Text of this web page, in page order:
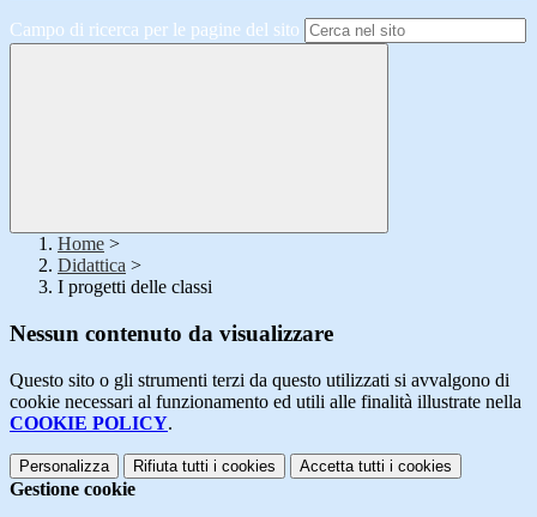
Campo di ricerca per le pagine del sito
Home >
Didattica >
I progetti delle classi
Nessun contenuto da visualizzare
Questo sito o gli strumenti terzi da questo utilizzati si avvalgono di
cookie necessari al funzionamento ed utili alle finalità illustrate nella
COOKIE POLICY.
Personalizza Rifiuta tutti i cookies Accetta tutti i cookies
Gestione cookie